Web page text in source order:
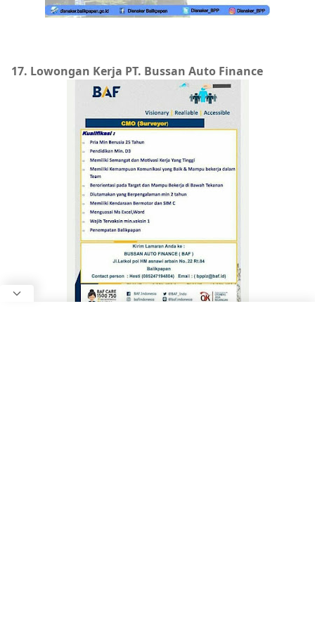
17. Lowongan Kerja PT. Bussan Auto Finance